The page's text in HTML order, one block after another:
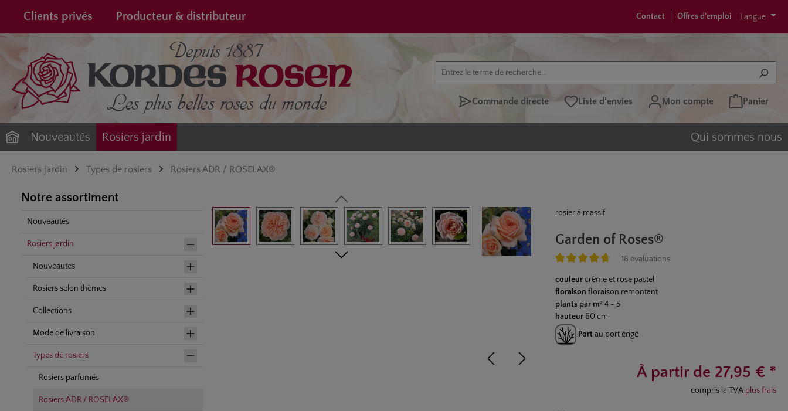
Passer à la navigation principale
Clients privés Producteur & distributeur Contact Offres d'emploi Langue
Commande directe Liste d'envies Mon compte Panier
Nouveautés Rosiers jardin Qui sommes nous
Rosiers jardin Types de rosiers Rosiers ADR / ROSELAX®
Notre assortiment
Nouveautés
Rosiers jardin
Nouveautes
Rosiers selon thèmes
Collections
Mode de livraison
Types de rosiers
Rosiers parfumés
Rosiers ADR / ROSELAX®
Ignorer la galerie d'images rosier á massif
Garden of Roses®
16 évaluations
couleur crème et rose pastel
floraison floraison remontant
plants par m² 4 - 5
hauteur 60 cm
Port au port érigé
À partir de 27,95 € *
compris la TVA plus frais